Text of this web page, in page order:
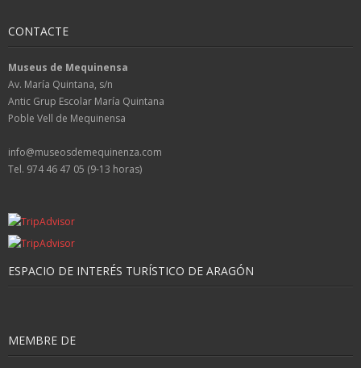
CONTACTE
Museus de Mequinensa
Av. María Quintana, s/n
Antic Grup Escolar María Quintana
Poble Vell de Mequinensa
info@museosdemequinenza.com
Tel. 974 46 47 05 (9-13 horas)
ESPACIO DE INTERÉS TURÍSTICO DE ARAGÓN
MEMBRE DE